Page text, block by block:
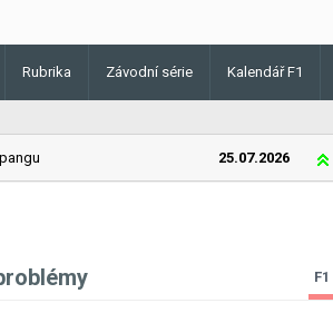
Rubrika Závodní série Kalendář F1
25.07.2026
F1